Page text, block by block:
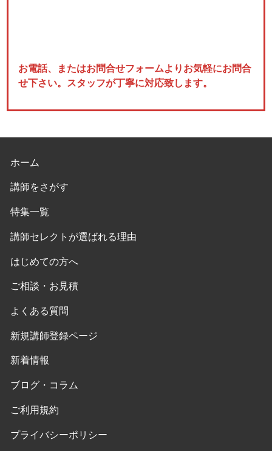
お電話、またはお問合せフォームよりお気軽にお問合
せ下さい。スタッフが丁寧に対応致します。
ホーム
講師をさがす
特集一覧
講師セレクトが選ばれる理由
はじめての方へ
ご相談・お見積
よくある質問
新規講師登録ページ
新着情報
ブログ・コラム
ご利用規約
プライバシーポリシー